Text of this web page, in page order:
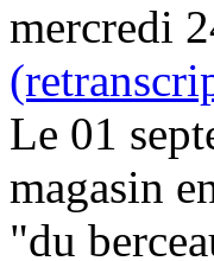
mercredi
Le 01
magasin
"du